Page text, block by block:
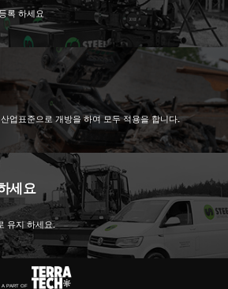
록 하세요
업표준으로 개방을 하여 모두 적용을 합니다.
세요
유지 하세요.